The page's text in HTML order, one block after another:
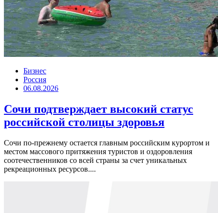
Бизнес
Россия
06.08.2026
Сочи подтверждает высокий статус
российской столицы здоровья
Сочи по-прежнему остается главным российским курортом и
местом массового притяжения туристов и оздоровления
соотечественников со всей страны за счет уникальных
рекреационных ресурсов....